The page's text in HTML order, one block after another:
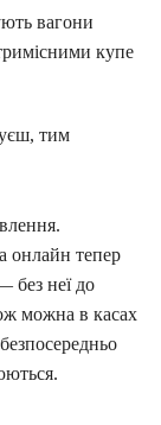
вагони
купе
тим
онлайн тепер
без неї до
можна в касах